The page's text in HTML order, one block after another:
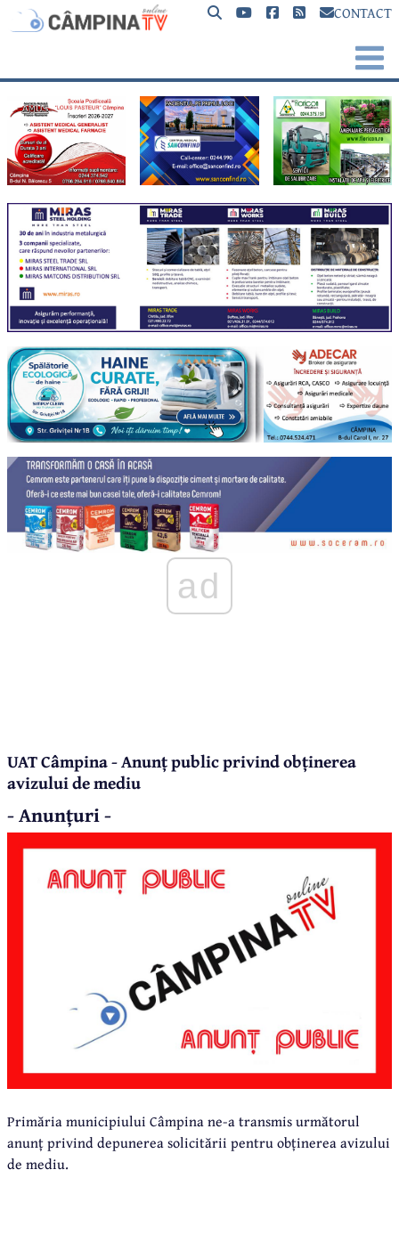
CONTACT
ad
UAT Câmpina - Anunț public privind obținerea
avizului de mediu
- Anunțuri -
Primăria municipiului Câmpina ne-a transmis următorul
anunț privind depunerea solicitării pentru obținerea avizului
de mediu.